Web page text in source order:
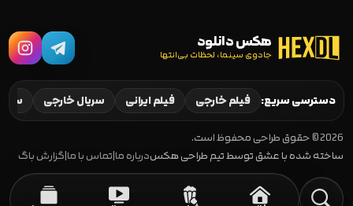
هکس دانلود
جادوی سینما، لحظات بی‌انتها
دسترسی سریع: فیلم خارجی فیلم ایرانی سریال خارجی
2026 © حقوق طراحی محفوظ است.
ساخته شده با عشق توسط تیم طراحی هکسدرباره ما|تماس با ما|گزارش باگ